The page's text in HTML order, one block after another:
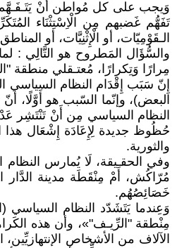
تَفَهُّم غَضبهم مِن الْاِسْتِثْنَاء
الـقَوْمِيّات، أو الْإِثْنِيَّات، أو
مِرارًا وَتِكرارًا، مُعتـقلي
إِنّ سَبَب إِقْدَام النظام السياسي
البعض)، وإنّما السّبب هو أَوَّلًا،
النظام السياسي مِن أَنْ تَنْتَشِر
حُظُوظ جديدة لِإِعَادَة إِشْعَال هذا
والثورية.
وفي الحقـيقة، لَا يُمارس
مُرّاكُش، أَمْ مِنْقَطَة مدينة الدَّار
خَصَائِصُهُم.
وَعِندما يَتَشَدّد النظام
مِنْطقة "الرِّيـف"»، وأن هذه
الآلاف من الأشخاص